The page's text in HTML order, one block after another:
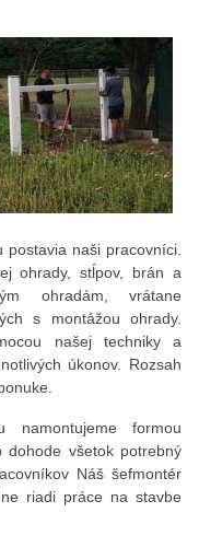
postavia naši pracovníci.
ohrady, stĺpov, brán a
ohradám, vrátane
s montážou ohrady.
našej techniky a
úkonov. Rozsah
formou
dohode všetok potrebný
Náš šefmontér
riadi práce na stavbe